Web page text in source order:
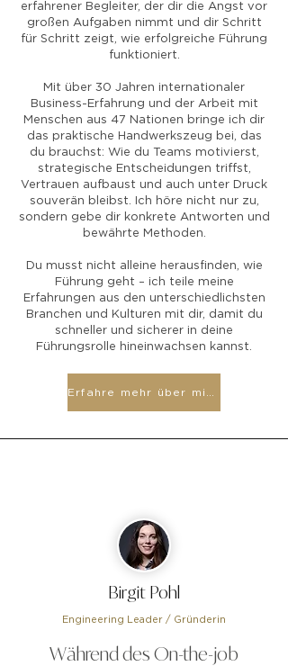
erfahrener Begleiter, der dir die Angst vor
großen Aufgaben nimmt und dir Schritt
für Schritt zeigt, wie erfolgreiche Führung
funktioniert.
Mit über 30 Jahren internationaler
Business-Erfahrung und der Arbeit mit
Menschen aus 47 Nationen bringe ich dir
das praktische Handwerkszeug bei, das
du brauchst: Wie du Teams motivierst,
strategische Entscheidungen triffst,
Vertrauen aufbaust und auch unter Druck
souverän bleibst. Ich höre nicht nur zu,
sondern gebe dir konkrete Antworten und
bewährte Methoden.
Du musst nicht alleine herausfinden, wie
Führung geht – ich teile meine
Erfahrungen aus den unterschiedlichsten
Branchen und Kulturen mit dir, damit du
schneller und sicherer in deine
Führungsrolle hineinwachsen kannst.
Birgit Pohl
Engineering Leader / Gründerin
Während des On-the-job